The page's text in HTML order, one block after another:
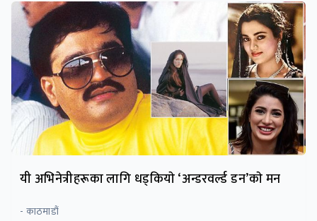
यी अभिनेत्रीहरूका लागि धड्कियाे ‘अन्डरवर्ल्ड डन’काे मन
- काठमाडौं